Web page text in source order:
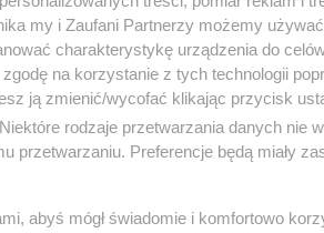
my i Zaufani Partnerzy możemy
charakterystykę urządzenia do
na korzystanie z tych technologii
ją zmienić/wycofać klikając przycisk
rodzaje przetwarzania danych nie
przetwarzaniu. Preferencje będą miały
abyś mógł świadomie i komfortowo